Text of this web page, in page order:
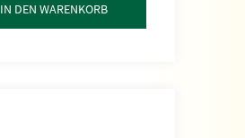
IN DEN WARENKORB